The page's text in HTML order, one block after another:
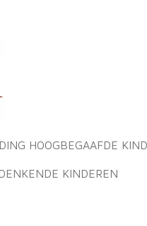
HOOGBEGAAFDE
KINDEREN